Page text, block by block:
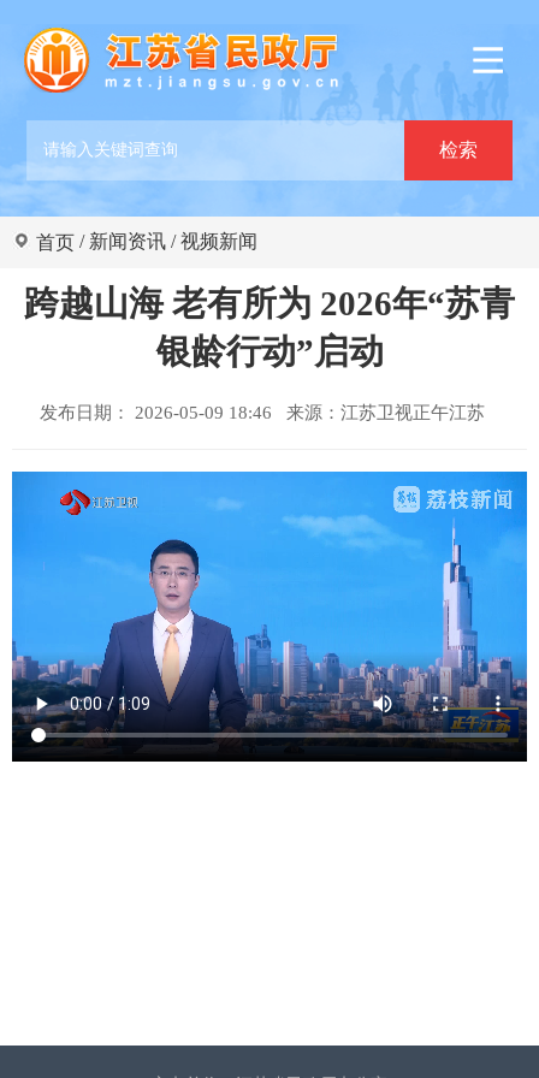
首页 / 新闻资讯 /视频新闻
跨越山海 老有所为 2026年“苏青
银龄行动”启动
发布日期： 2026-05-09 18:46 来源： 江苏卫视正午江苏